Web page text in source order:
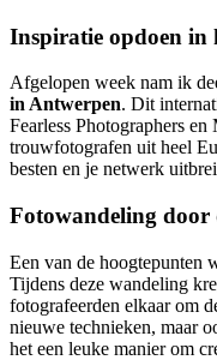
Inspiratie opdoen in
Afgelopen week nam ik
in Antwerpen. Dit
Fearless Photographers
trouwfotografen uit heel
besten en je netwerk
Fotowandeling door
Een van de hoogtepunten
Tijdens deze wandeling
fotografeerden elkaar om
nieuwe technieken, maar
het een leuke manier om